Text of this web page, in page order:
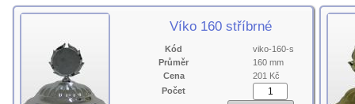
Víko 160 stříbrné
Kód
viko-160-s
Průměr
160 mm
Cena
201 Kč
Počet